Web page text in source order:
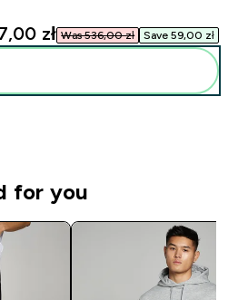
zł‎ Was 536,00 zł‎ Save 59,00 zł‎
for you